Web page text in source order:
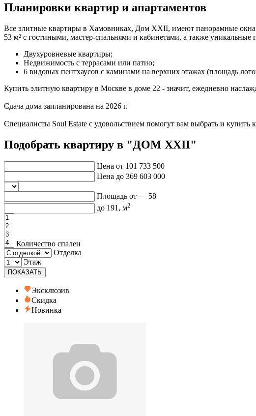
Планировки квартир и апартаментов
Все элитные квартиры в Хамовниках, Дом XXII, имеют панорамные окна
53 м² с гостиными, мастер-спальнями и кабинетами, а также уникальные
Двухуровневые квартиры;
Недвижимость с террасами или патио;
6 видовых пентхаусов с каминами на верхних этажах (площадь
Купить элитную квартиру в Москве в доме 22 - значит, ежедневно
Сдача дома запланирована на 2026 г.
Специалисты Soul Estate с удовольствием помогут вам выбрать и
Подобрать квартиру в "ДОМ XXII"
Цена от 101 733 500
Цена до 369 603 000
Площадь от — 58
до 191 , м2
Количество спален
Отделка
Этаж
ПОКАЗАТЬ
Эксклюзив
Скидка
Новинка